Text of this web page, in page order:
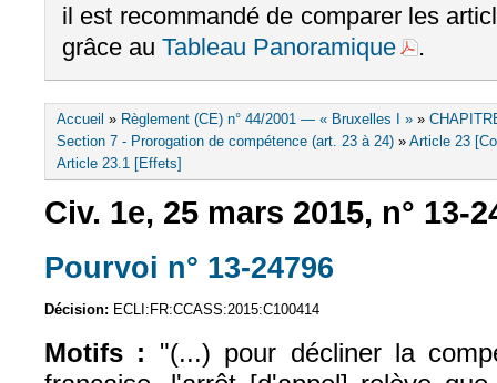
il est recommandé de comparer les
grâce au Tableau Panoramique .
Vous êtes ici
Accueil » Règlement (CE) n° 44/2001 — « Bruxelles I » »
Section 7 - Prorogation de compétence (art. 23 à 24) » Article 23
Article 23.1 [Effets]
Civ. 1e, 25 mars 2015, n° 13-
Pourvoi n° 13-24796
Décision: ECLI:FR:CCASS:2015:C100414
Motifs : "(...) pour décliner la